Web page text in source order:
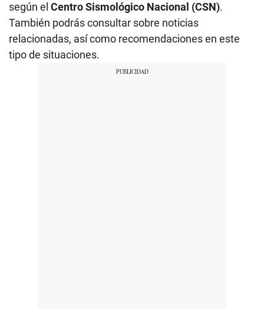
según el Centro Sismológico Nacional (CSN).
También podrás consultar sobre noticias
relacionadas, así como recomendaciones en este
tipo de situaciones.